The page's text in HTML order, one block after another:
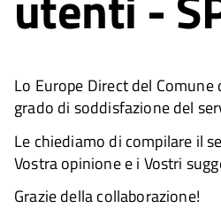
Lo Europe Direct del
grado di soddisfazione del
Le chiediamo di compilare il
Vostra opinione e i Vostri
Grazie della collaborazione!